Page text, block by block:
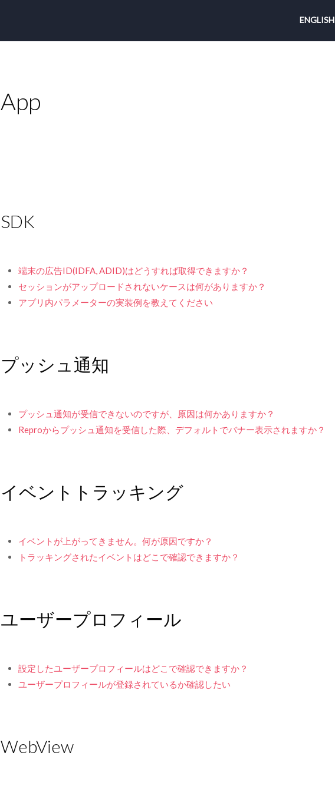
ENGLISH
App
SDK
端末の広告ID(IDFA, ADID)はどうすれば取得できますか？
セッションがアップロードされないケースは何がありますか？
アプリ内パラメーターの実装例を教えてください
プッシュ通知
プッシュ通知が受信できないのですが、原因は何かありますか？
Reproからプッシュ通知を受信した際、デフォルトでバナー表示されますか？
イベントトラッキング
イベントが上がってきません。何が原因ですか？
トラッキングされたイベントはどこで確認できますか？
ユーザープロフィール
設定したユーザープロフィールはどこで確認できますか？
ユーザープロフィールが登録されているか確認したい
WebView